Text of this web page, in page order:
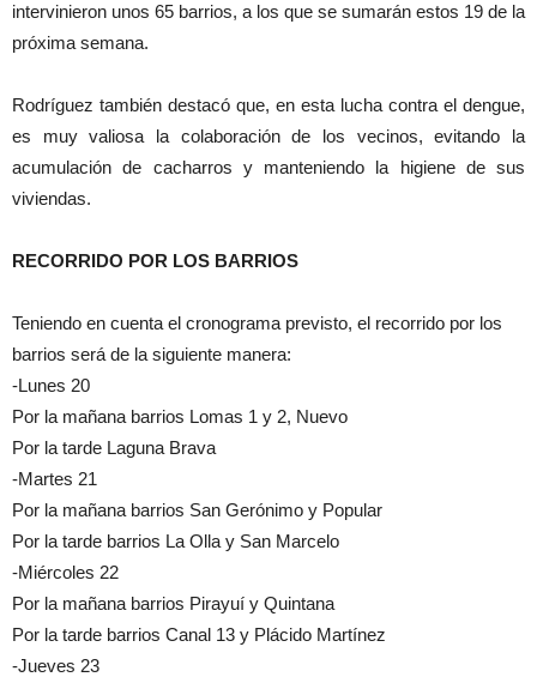
intervinieron unos 65 barrios, a los que se sumarán estos 19 de la
próxima semana.
Rodríguez también destacó que, en esta lucha contra el dengue,
es muy valiosa la colaboración de los vecinos, evitando la
acumulación de cacharros y manteniendo la higiene de sus
viviendas.
RECORRIDO POR LOS BARRIOS
Teniendo en cuenta el cronograma previsto, el recorrido por los
barrios será de la siguiente manera:
-Lunes 20
Por la mañana barrios Lomas 1 y 2, Nuevo
Por la tarde Laguna Brava
-Martes 21
Por la mañana barrios San Gerónimo y Popular
Por la tarde barrios La Olla y San Marcelo
-Miércoles 22
Por la mañana barrios Pirayuí y Quintana
Por la tarde barrios Canal 13 y Plácido Martínez
-Jueves 23